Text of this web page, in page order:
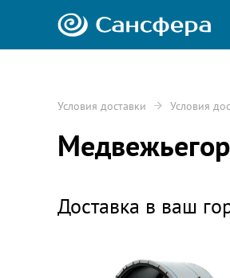
Условия доставки Условия
Доставка в ваш